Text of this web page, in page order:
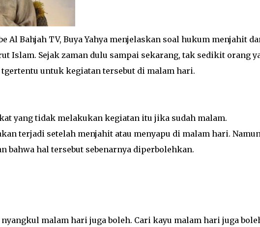
Al Bahjah TV, Buya Yahya menjelaskan soal hukum menjahit
Islam. Sejak zaman dulu sampai sekarang, tak sedikit orang
untuk kegiatan tersebut di malam hari.
yang tidak melakukan kegiatan itu jika sudah malam.
terjadi setelah menjahit atau menyapu di malam hari.
bahwa hal tersebut sebenarnya diperbolehkan.
nyangkul malam hari juga boleh. Cari kayu malam hari juga